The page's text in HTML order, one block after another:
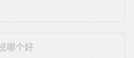
哪个好